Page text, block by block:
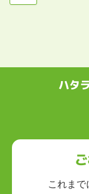
ハタ
これま